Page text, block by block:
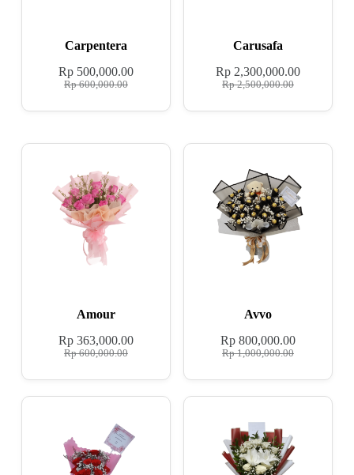
Carpentera
Rp600,000.00
Rp500,000.00
Carusafa
Rp2,500,000.00
Rp 2,300,000.00
Amour
Rp600,000.00
Rp363,000.00
Avvo
Rp1,000,000.00
Rp 800,000.00